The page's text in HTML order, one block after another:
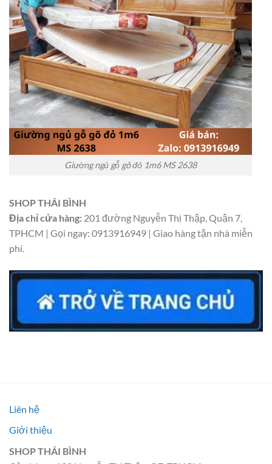
Giường ngủ gỗ gõ đỏ 1m6 MS 2638
SHOP THÁI BÌNH
Địa chỉ cửa hàng: 201 đường Nguyễn Thị Thập, Quận 7,
TPHCM | Gọi ngay: 0913916949 | Giao hàng tận nhà miễn
phí.
Liên hệ
Giới thiệu
SHOP THÁI BÌNH